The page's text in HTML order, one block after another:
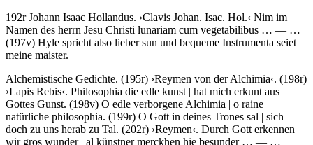
192rJohann Isaac Hollandus. ›Clavis Johan. Isac. Hol.‹ Nim im
Namen des herrn Jesu Christi lunariam cum vegetabilibus … — …
(197v) Hyle spricht also lieber sun und bequeme Instrumenta seiet
meine maister.
Alchemistische Gedichte. (195r) ›Reymen von der Alchimia‹. (198r)
›Lapis Rebis‹. Philosophia die edle kunst | hat mich erkunt aus
Gottes Gunst. (198v) O edle verborgene Alchimia | o raine
natürliche philosophia. (199r) O Gott in deines Trones sal | sich
doch zu uns herab zu Tal. (202r) ›Reymen‹. Durch Gott erkennen
wir gros wunder | al künstner merckhen hie besunder… — …